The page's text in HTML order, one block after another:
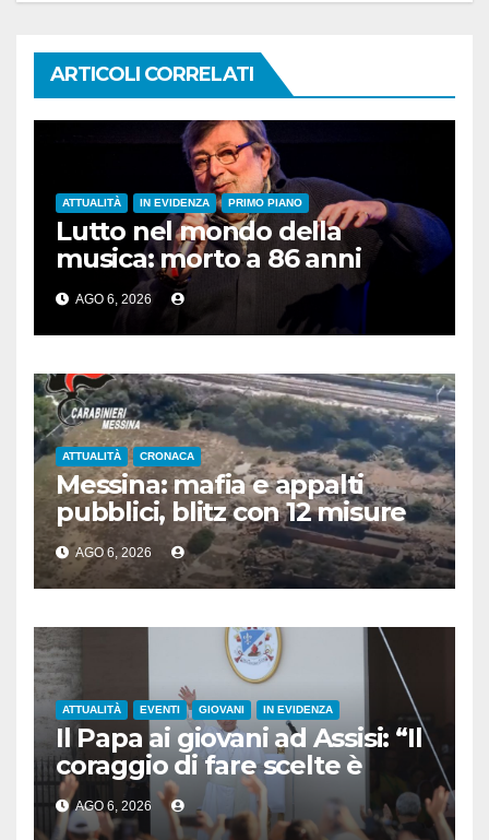
ARTICOLI CORRELATI
ATTUALITÀ IN EVIDENZA PRIMO PIANO
Lutto nel mondo della
musica: morto a 86 anni
Francesco Guccini
AGO 6, 2026
ATTUALITÀ CRONACA
Messina: mafia e appalti
pubblici, blitz con 12 misure
cautelari
AGO 6, 2026
ATTUALITÀ EVENTI GIOVANI IN EVIDENZA
Il Papa ai giovani ad Assisi: “Il
coraggio di fare scelte è
l’atto più rivoluzionario”
AGO 6, 2026